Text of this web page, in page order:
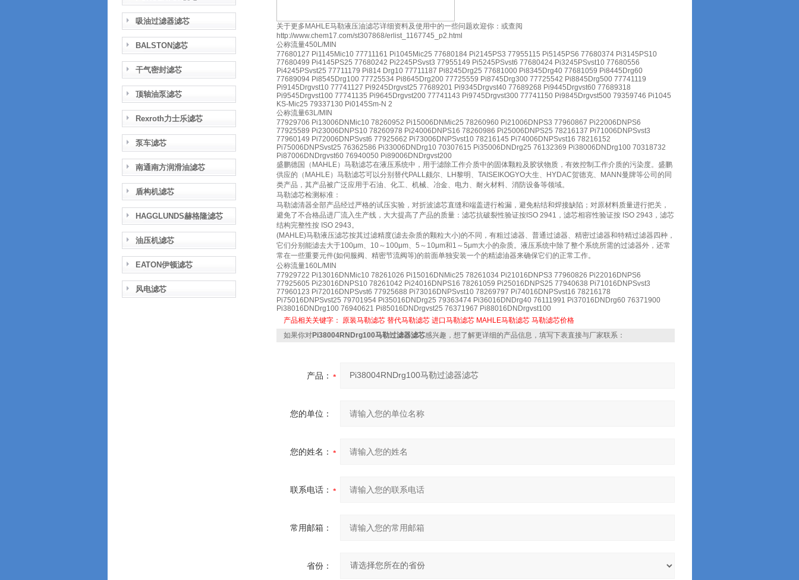
吸油过滤器滤芯
BALSTON滤芯
干气密封滤芯
顶轴油泵滤芯
Rexroth力士乐滤芯
泵车滤芯
南通南方润滑油滤芯
盾构机滤芯
HAGGLUNDS赫格隆滤芯
油压机滤芯
EATON伊顿滤芯
风电滤芯
关于更多MAHLE马勒液压油滤芯详细资料及使用中的一些问题欢迎你：或查阅
http://www.chem17.com/st307868/erlist_1167745_p2.html
公称流量450L/MIN
77680127 Pi1145Mic10 77711161 Pi1045Mic25 77680184 Pi2145PS3 77955115 Pi5145PS6 77680374 Pi3145PS10
77680499 Pi4145PS25 77680242 Pi2245PSvst3 77955149 Pi5245PSvst6 77680424 Pi3245PSvst10 77680556
Pi4245PSvst25 77711179 Pi814 Drg10 77711187 Pi8245Drg25 77681000 Pi8345Drg40 77681059 Pi8445Drg60
77689094 Pi8545Drg100 77725534 Pi8645Drg200 77725559 Pi8745Drg300 77725542 Pi8845Drg500 77741119
Pi9145Drgvst10 77741127 Pi9245Drgvst25 77689201 Pi9345Drgvst40 77689268 Pi9445Drgvst60 77689318
Pi9545Drgvst100 77741135 Pi9645Drgvst200 77741143 Pi9745Drgvst300 77741150 Pi9845Drgvst500 79359746 Pi1045
KS-Mic25 79337130 Pi0145Sm-N 2
公称流量63L/MIN
77929706 Pi13006DNMic10 78260952 Pi15006DNMic25 78260960 Pi21006DNPS3 77960867 Pi22006DNPS6
77925589 Pi23006DNPS10 78260978 Pi24006DNPS16 78260986 Pi25006DNPS25 78216137 Pi71006DNPSvst3
77960149 Pi72006DNPSvst6 77925662 Pi73006DNPSvst10 78216145 Pi74006DNPSvst16 78216152
Pi75006DNPSvst25 76362586 Pi33006DNDrg10 70307615 Pi35006DNDrg25 76132369 Pi38006DNDrg100 70318732
Pi87006DNDrgvst60 76940050 Pi89006DNDrgvst200
盛鹏德国（MAHLE）马勒滤芯在液压系统中，用于滤除工作介质中的固体颗粒及胶状物质，有效控制工作介质的污染度。盛鹏
供应的（MAHLE）马勒滤芯可以分别替代PALL颇尔、LH黎明、TAISEIKOGYO大生、HYDAC贺德克、MANN曼牌等公司的同
类产品，其产品被广泛应用于石油、化工、机械、冶金、电力、耐火材料、消防设备等领域。
马勒滤芯检测标准：
马勒滤清器全部产品经过严格的试压实验，对折波滤芯直缝和端盖进行检漏，避免粘结和焊接缺陷；对原材料质量进行把关，
避免了不合格品进厂流入生产线，大大提高了产品的质量：滤芯抗破裂性验证按ISO 2941，滤芯相容性验证按 ISO 2943，滤芯
结构完整性按 ISO 2943。
(MAHLE)马勒液压滤芯按其过滤精度(滤去杂质的颗粒大小)的不同，有粗过滤器、普通过滤器、精密过滤器和特精过滤器四种，
它们分别能滤去大于100μm、10～100μm、5～10μm和1～5μm大小的杂质。液压系统中除了整个系统所需的过滤器外，还常
常在一些重要元件(如伺服阀、精密节流阀等)的前面单独安装一个的精滤油器来确保它们的正常工作。
公称流量160L/MIN
77929722 Pi13016DNMic10 78261026 Pi15016DNMic25 78261034 Pi21016DNPS3 77960826 Pi22016DNPS6
77925605 Pi23016DNPS10 78261042 Pi24016DNPS16 78261059 Pi25016DNPS25 77940638 Pi71016DNPSvst3
77960123 Pi72016DNPSvst6 77925688 Pi73016DNPSvst10 78269797 Pi74016DNPSvst16 78216178
Pi75016DNPSvst25 79701954 Pi35016DNDrg25 79363474 Pi36016DNDrg40 76111991 Pi37016DNDrg60 76371900
Pi38016DNDrg100 76940621 Pi85016DNDrgvst25 76371967 Pi88016DNDrgvst100
产品相关关键字：
原装马勒滤芯 替代马勒滤芯 进口马勒滤芯 MAHLE马勒滤芯 马勒滤芯价格
如果你对Pi38004RNDrg100马勒过滤器滤芯感兴趣，想了解更详细的产品信息，填写下表直接与厂家联系：
产品：
您的单位：
您的姓名：
联系电话：
常用邮箱：
省份：